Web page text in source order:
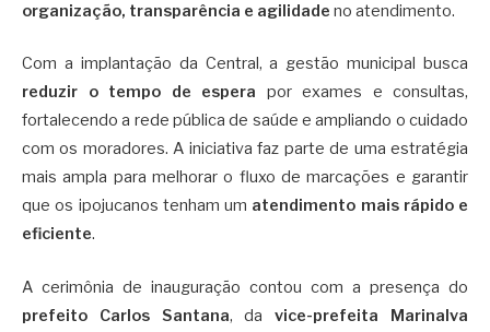
organização, transparência e agilidade no atendimento.
Com a implantação da Central, a gestão municipal busca
reduzir o tempo de espera por exames e consultas,
fortalecendo a rede pública de saúde e ampliando o cuidado
com os moradores. A iniciativa faz parte de uma estratégia
mais ampla para melhorar o fluxo de marcações e garantir
que os ipojucanos tenham um atendimento mais rápido e
eficiente.
A cerimônia de inauguração contou com a presença do
prefeito Carlos Santana, davice-prefeita Marinalva